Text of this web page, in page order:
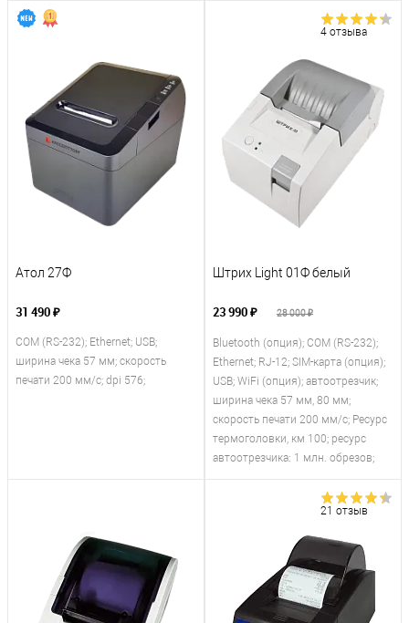
Атол 27Ф
31 490 ₽
COM (RS-232); Ethernet; USB;
ширина чека 57 мм; скорость
печати 200 мм/с; dpi 576;
4 отзыва
Штрих Light 01Ф белый
23 990 ₽ 28 000 ₽
Bluetooth (опция); COM (RS-232);
Ethernet; RJ-12; SIM-карта (опция);
USB; WiFi (опция); автоотрезчик;
ширина чека 57 мм, 80 мм;
скорость печати 200 мм/с; Ресурс
термоголовки, км 100; ресурс
автоотрезчика: 1 млн. обрезов;
21 отзыв